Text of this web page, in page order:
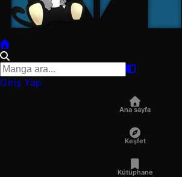
Giriş Yap
Ana sayfa
Keşfet
Kütüphane